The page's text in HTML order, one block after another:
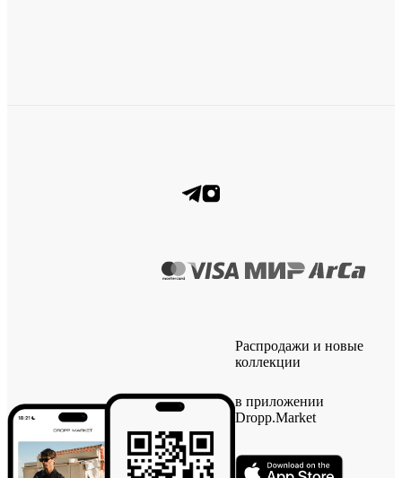
Распродажи и новые
коллекции
в приложении
Dropp.Market